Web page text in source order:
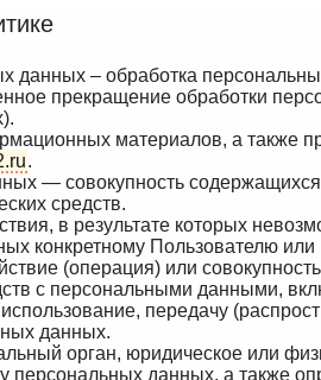
данных – обработка
прекращение обработки
материалов, а
.
— совокупность
средств.
в результате которых
конкретному Пользователю
(операция) или
с персональными данными,
передачу
данных.
орган, юридическое или
данных, а также